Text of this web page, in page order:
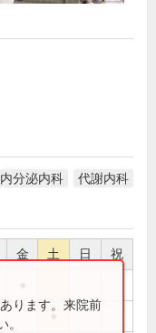
内分泌内科 代謝内科
金 土 日 祝
●
ります。来院前